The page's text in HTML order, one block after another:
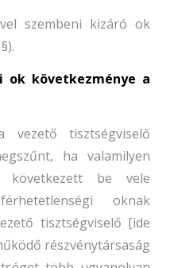
szembeni kizáró ok
ok következménye a
tisztségviselő
ha valamilyen
következett be vele
oknak
tisztségviselő [ide
részvénytársaság